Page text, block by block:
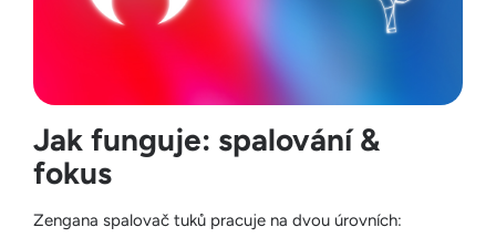
Jak funguje: spalování &
fokus
Zengana spalovač tuků pracuje na dvou úrovních: